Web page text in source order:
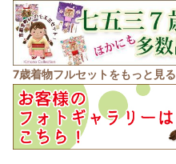
7歳着物フルセットをもっと見る